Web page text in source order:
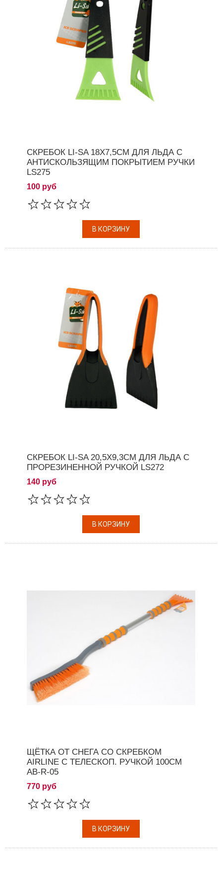
СКРЕБОК LI-SA 18Х7,5СМ ДЛЯ ЛЬДА С
АНТИСКОЛЬЗЯЩИМ ПОКРЫТИЕМ РУЧКИ
LS275
100 руб
СКРЕБОК LI-SA 20,5Х9,3СМ ДЛЯ ЛЬДА С
ПРОРЕЗИНЕННОЙ РУЧКОЙ LS272
140 руб
ЩЁТКА ОТ СНЕГА СО СКРЕБКОМ
AIRLINE С ТЕЛЕСКОП. РУЧКОЙ 100СМ
AB-R-05
770 руб